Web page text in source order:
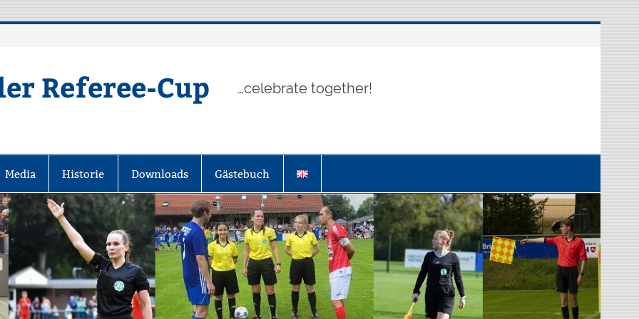
Referee-Cup …celebrate together!
Media Historie Downloads Gästebuch